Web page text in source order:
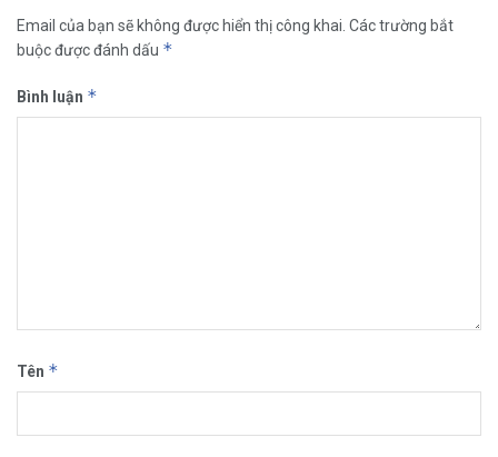
Email của bạn sẽ không được hiển thị công khai. Các trường bắt
buộc được đánh dấu *
Bình luận *
Tên *